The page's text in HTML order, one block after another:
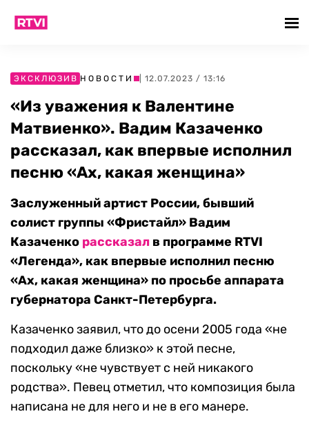
ЭКСКЛЮЗИВ НОВОСТИ | 12.07.2023 / 13:16
«Из уважения к Валентине
Матвиенко». Вадим Казаченко
рассказал, как впервые исполнил
песню «Ах, какая женщина»
Заслуженный артист России, бывший
солист группы «Фристайл» Вадим
Казаченко рассказал в программе RTVI
«Легенда», как впервые исполнил песню
«Ах, какая женщина» по просьбе аппарата
губернатора Санкт-Петербурга.
Казаченко заявил, что до осени 2005 года «не
подходил даже близко» к этой песне,
поскольку «не чувствует с ней никакого
родства». Певец отметил, что композиция была
написана не для него и не в его манере.